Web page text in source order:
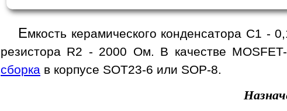
Емкость керамического конденсатора C1
резистора R2 - 2000 Ом. В качестве
сборка в корпусе SOT23-6 или SOP-8.